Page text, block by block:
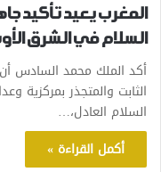
المغرب يعيد تأكيد
السلام في الشرق
أكد الملك محمد السادس أن
الثابت والمتجذر بمركزية
السلام العادل،…
أكمل القراءة »